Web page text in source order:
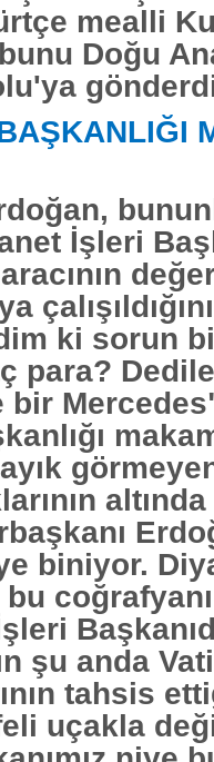
mealli
bunu Doğu
İşleri
ki sorun
para?
bir
altında
biniyor.
şu anda
tahsis
uçakla